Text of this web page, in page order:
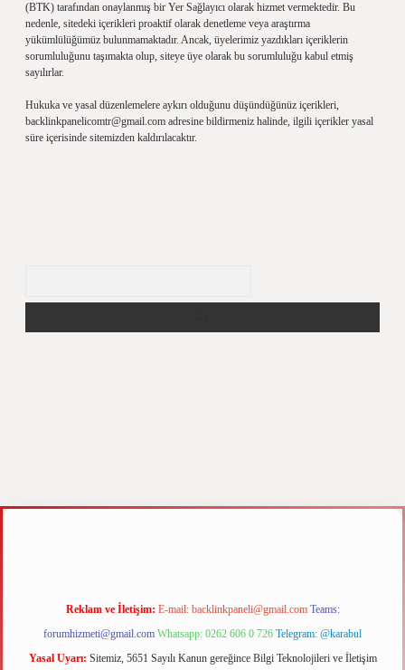
(BTK) tarafından onaylanmış bir Yer Sağlayıcı olarak hizmet vermektedir. Bu
nedenle, sitedeki içerikleri proaktif olarak denetleme veya araştırma
yükümlülüğümüz bulunmamaktadır. Ancak, üyelerimiz yazdıkları içeriklerin
sorumluluğunu taşımakta olup, siteye üye olarak bu sorumluluğu kabul etmiş
sayılırlar.
Hukuka ve yasal düzenlemelere aykırı olduğunu düşündüğünüz içerikleri,
backlinkpanelicomtr@gmail.com adresine bildirmeniz halinde, ilgili içerikler yasal
süre içerisinde sitemizden kaldırılacaktır.
elexbet
Reklam ve İletişim: E-mail: backlinkpaneli@gmail.com Teams:
forumhizmeti@gmail.com Whatsapp: 0262 606 0 726 Telegram: @karabul
Yasal Uyarı: Sitemiz, 5651 Sayılı Kanun gereğince Bilgi Teknolojileri ve İletişim